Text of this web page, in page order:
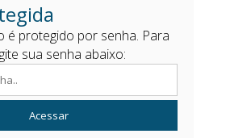
é protegido por senha. Para
sua senha abaixo:
Acessar